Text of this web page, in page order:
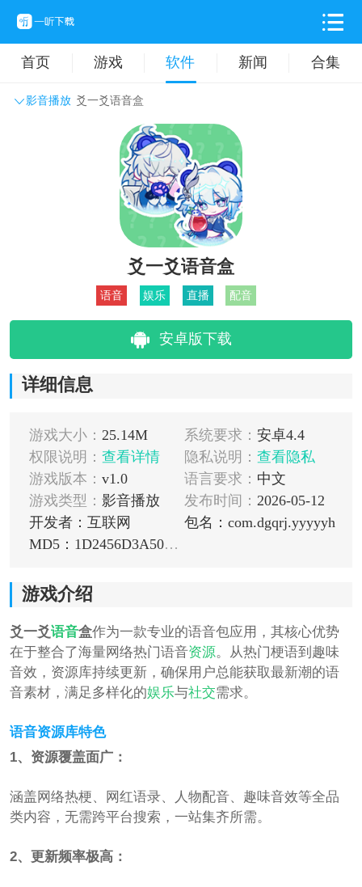
首页 游戏 软件 新闻 合集
影音播放 爻一爻语音盒
主题壁纸 旅游出行
拍摄美化 时尚购物
爻一爻语音盒
语音 娱乐 直播 配音
安卓版下载
详细信息
游戏大小： 25.14M 系统要求： 安卓4.4
权限说明： 查看详情 隐私说明： 查看隐私
游戏版本： v1.0 语言要求： 中文
游戏类型： 影音播放 发布时间： 2026-05-12
开发者：互联网
包名：com.dgqrj.yyyyyh
MD5：1D2456D3A50BEEAB7BB59E169A5F2249
游戏介绍
爻一爻语音盒作为一款专业的语音包应用，其核心优势
在于整合了海量网络热门语音资源。从热门梗语到趣味
音效，资源库持续更新，确保用户总能获取最新潮的语
音素材，满足多样化的娱乐与社交需求。
语音资源库特色
1、资源覆盖面广：
涵盖网络热梗、网红语录、人物配音、趣味音效等全品
类内容，无需跨平台搜索，一站集齐所需。
2、更新频率极高：